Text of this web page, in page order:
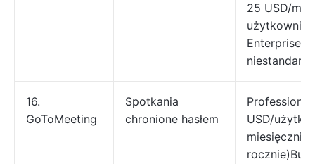
25 USD/
Enterprise:
16.
GoToMeeting
Spotkania
chronione hasłem
USD/
miesięcznie